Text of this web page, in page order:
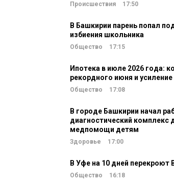
Происшествия 17:50
В Башкирии парень попал
избиения школьника
Общество 17:15
Ипотека в июле 2026 года:
рекордного июня и усиление
Общество 17:08
В городе Башкирии начал
диагностический комплекс
медпомощи детям
Здоровье 17:00
В Уфе на 10 дней
Общество 16:18